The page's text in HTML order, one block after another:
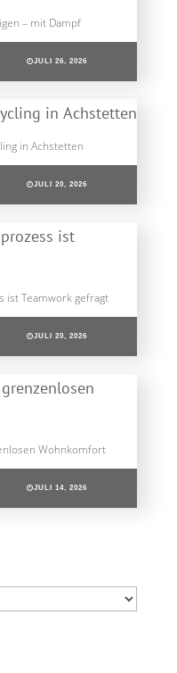
– mit Dampf
JULI 26, 2026
in Achstetten
JULI 20, 2026
ist Teamwork gefragt
JULI 20, 2026
Wohnkomfort
JULI 14, 2026